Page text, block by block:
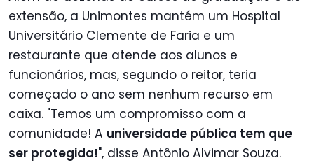
extensão, a Unimontes mantém um Hospital
Universitário Clemente de Faria e um
restaurante que atende aos alunos e
funcionários, mas, segundo o reitor, teria
começado o ano sem nenhum recurso em
caixa. "Temos um compromisso com a
comunidade! A universidade pública tem que
ser protegida!", disse Antônio Alvimar Souza.